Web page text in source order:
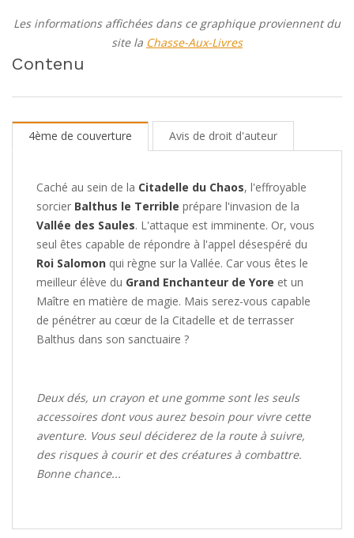
Les informations affichées dans ce graphique proviennent du
site la Chasse-Aux-Livres
Contenu
4ème de couverture Avis de droit d'auteur
Caché au sein de la Citadelle du Chaos, l'effroyable
sorcier Balthus le Terrible prépare l'invasion de la
Vallée des Saules. L'attaque est imminente. Or, vous
seul êtes capable de répondre à l'appel désespéré du
Roi Salomon qui règne sur la Vallée. Car vous êtes le
meilleur élève du Grand Enchanteur de Yore et un
Maître en matière de magie. Mais serez-vous capable
de pénétrer au cœur de la Citadelle et de terrasser
Balthus dans son sanctuaire ?
Deux dés, un crayon et une gomme sont les seuls
accessoires dont vous aurez besoin pour vivre cette
aventure. Vous seul déciderez de la route à suivre,
des risques à courir et des créatures à combattre.
Bonne chance...